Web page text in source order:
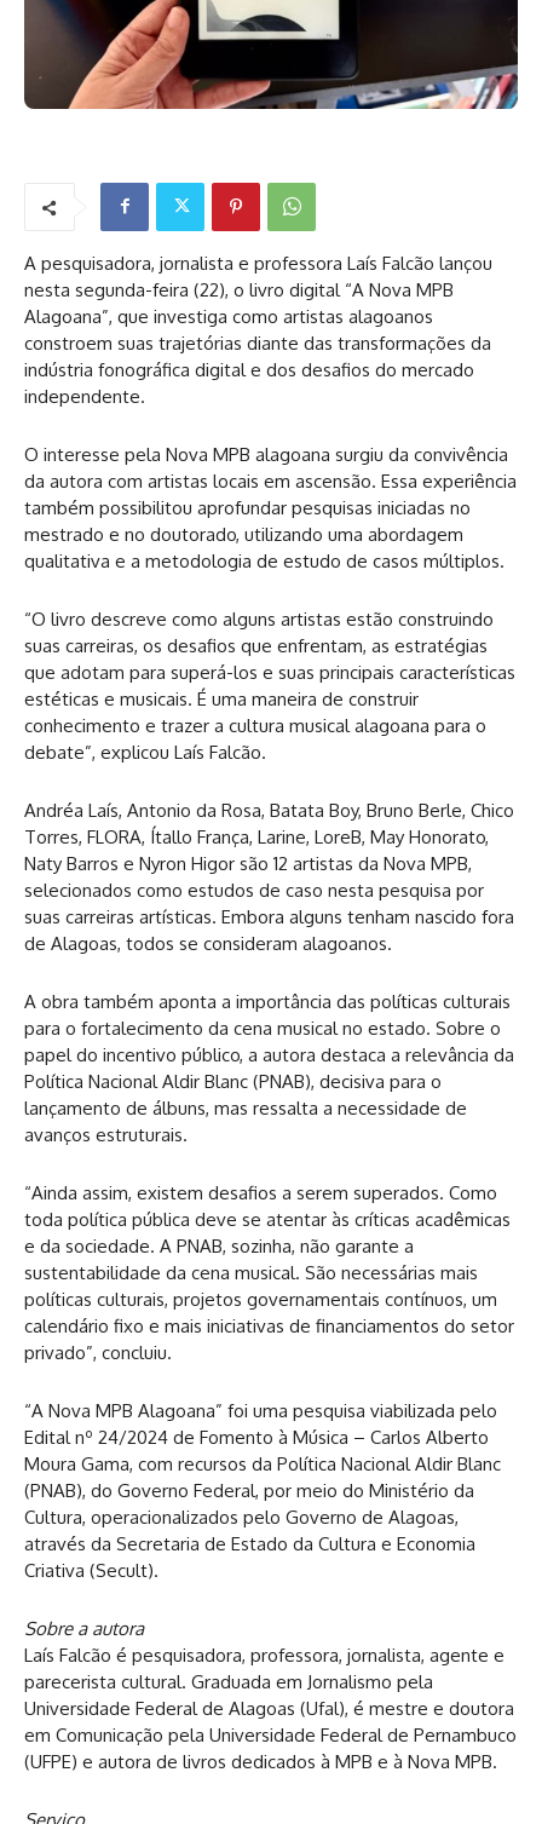
A pesquisadora, jornalista e professora Laís Falcão lançou
nesta segunda-feira (22), o livro digital “A Nova MPB
Alagoana”, que investiga como artistas alagoanos
constroem suas trajetórias diante das transformações da
indústria fonográfica digital e dos desafios do mercado
independente.
O interesse pela Nova MPB alagoana surgiu da convivência
da autora com artistas locais em ascensão. Essa experiência
também possibilitou aprofundar pesquisas iniciadas no
mestrado e no doutorado, utilizando uma abordagem
qualitativa e a metodologia de estudo de casos múltiplos.
“O livro descreve como alguns artistas estão construindo
suas carreiras, os desafios que enfrentam, as estratégias
que adotam para superá-los e suas principais características
estéticas e musicais. É uma maneira de construir
conhecimento e trazer a cultura musical alagoana para o
debate”, explicou Laís Falcão.
Andréa Laís, Antonio da Rosa, Batata Boy, Bruno Berle, Chico
Torres, FLORA, Ítallo França, Larine, LoreB, May Honorato,
Naty Barros e Nyron Higor são 12 artistas da Nova MPB,
selecionados como estudos de caso nesta pesquisa por
suas carreiras artísticas. Embora alguns tenham nascido fora
de Alagoas, todos se consideram alagoanos.
A obra também aponta a importância das políticas culturais
para o fortalecimento da cena musical no estado. Sobre o
papel do incentivo público, a autora destaca a relevância da
Política Nacional Aldir Blanc (PNAB), decisiva para o
lançamento de álbuns, mas ressalta a necessidade de
avanços estruturais.
“Ainda assim, existem desafios a serem superados. Como
toda política pública deve se atentar às críticas acadêmicas
e da sociedade. A PNAB, sozinha, não garante a
sustentabilidade da cena musical. São necessárias mais
políticas culturais, projetos governamentais contínuos, um
calendário fixo e mais iniciativas de financiamentos do setor
privado”, concluiu.
“A Nova MPB Alagoana” foi uma pesquisa viabilizada pelo
Edital nº 24/2024 de Fomento à Música – Carlos Alberto
Moura Gama, com recursos da Política Nacional Aldir Blanc
(PNAB), do Governo Federal, por meio do Ministério da
Cultura, operacionalizados pelo Governo de Alagoas,
através da Secretaria de Estado da Cultura e Economia
Criativa (Secult).
Sobre a autora
Laís Falcão é pesquisadora, professora, jornalista, agente e
parecerista cultural. Graduada em Jornalismo pela
Universidade Federal de Alagoas (Ufal), é mestre e doutora
em Comunicação pela Universidade Federal de Pernambuco
(UFPE) e autora de livros dedicados à MPB e à Nova MPB.